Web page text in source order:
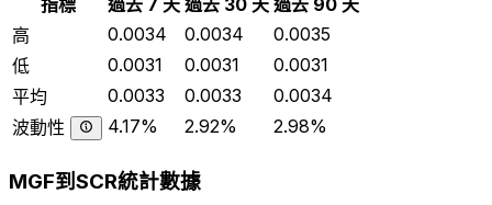
指標 過去 7 天 過去 30 天 過去 90 天
高
0.0034 0.0034
0.0035
低
0.0031 0.0031
0.0031
平均
0.0033 0.0033
0.0034
波動性
4.17% 2.92% 2.98%
MGF到SCR統計數據